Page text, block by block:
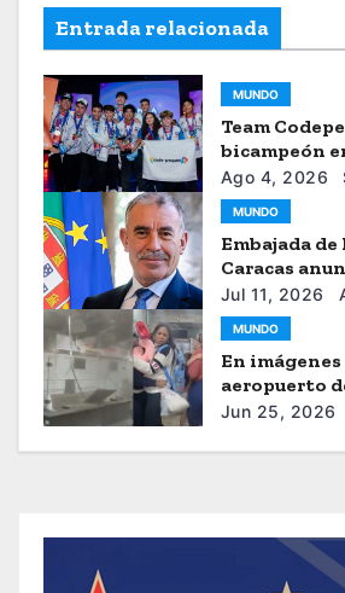
Entrada relacionada
MUNDO
Team
bicampeón
2026
Ago 4, 2026
MUNDO
Embajada
Caracas
ayuda
Jul 11, 2026
MUNDO
En
aeropuerto
los sismos
Jun 25, 2026